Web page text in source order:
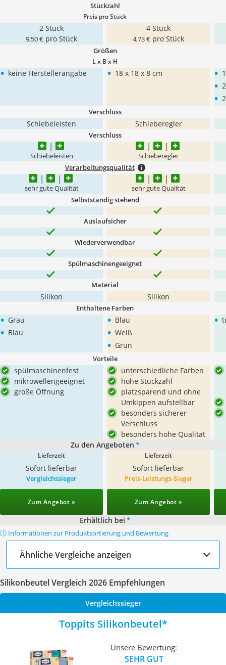
Stückzahl
Preis pro Stück
2 Stück
9,50 € pro Stück
4 Stück
4,73 € pro Stück
Größen
L x B x H
• keine Herstellerangabe • 18 x 18 x 8 cm •
•
•
Verschluss
Schiebeleisten Schieberegler
Verschluss
Schiebeleisten Schieberegler
Verarbeitungsqualität
sehr gute Qualität sehr gute Qualität
Selbstständig stehend
Auslaufsicher
Wiederverwendbar
Spülmaschinengeeignet
Material
Silikon Silikon
Enthaltene Farben
• Grau
• Blau
• Blau
• Weiß
• Grün
•
Vorteile
spülmaschinenfest
mikrowellengeeignet
große Öffnung
unterschiedliche Farben
hohe Stückzahl
platzsparend und ohne
Umkippen aufstellbar
besonders sicherer
Verschluss
besonders hohe Qualität
Zu den Angeboten *
Lieferzeit
Sofort lieferbar
Lieferzeit
Sofort lieferbar
Vergleichssieger
Zum Angebot »
Preis-Leistungs-Sieger
Zum Angebot »
Erhältlich bei *
ⓘ Informationen zur Produktsortierung und Bewertung
Ähnliche Vergleiche anzeigen
Silikonbeutel Vergleich 2026 Empfehlungen
Vergleichssieger
Toppits Silikonbeutel
Unsere Bewertung:
SEHR GUT